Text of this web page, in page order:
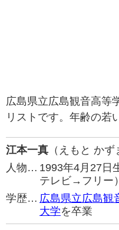
広島県立広島観音高等
リストです。年齢の若
江本一真 （えもと かず
人物… 1993年4月27日
テレビ→フリー
学歴… 広島県立広島観
大学を卒業